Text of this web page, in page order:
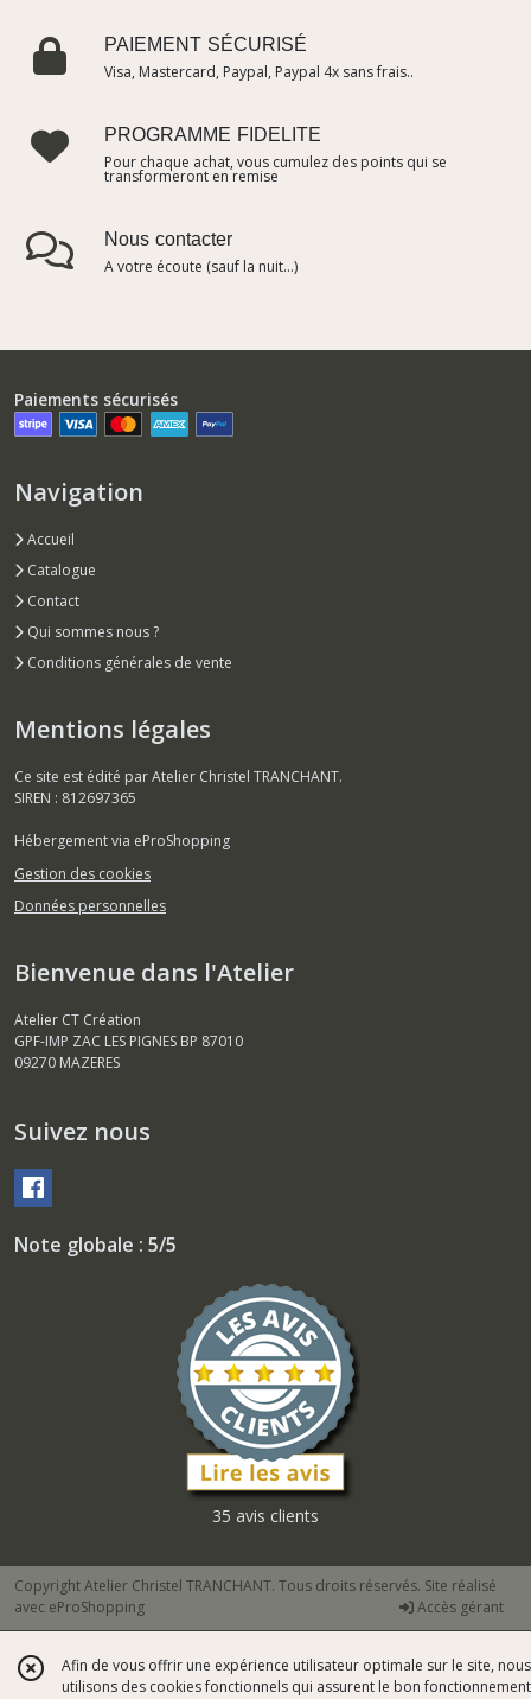
PAIEMENT SÉCURISÉ
Visa, Mastercard, Paypal, Paypal 4x sans frais..
PROGRAMME FIDELITE
Pour chaque achat, vous cumulez des points qui se
transformeront en remise
Nous contacter
A votre écoute (sauf la nuit...)
Paiements sécurisés
Navigation
Accueil
Catalogue
Contact
Qui sommes nous ?
Conditions générales de vente
Mentions légales
Ce site est édité par Atelier Christel TRANCHANT.
SIREN : 812697365
Hébergement via eProShopping
Gestion des cookies
Données personnelles
Bienvenue dans l'Atelier
Atelier CT Création
GPF-IMP ZAC LES PIGNES BP 87010
09270 MAZERES
Suivez nous
Note globale : 5/5
35 avis clients
Copyright Atelier Christel TRANCHANT. Tous droits réservés. Site réalisé
avec eProShopping Accès gérant
Afin de vous offrir une expérience utilisateur optimale sur le site, nous
utilisons des cookies fonctionnels qui assurent le bon fonctionnement